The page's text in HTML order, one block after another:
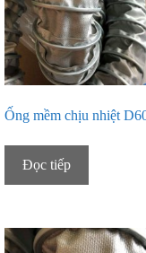
Ống mềm chịu nhiệt
Đọc tiếp